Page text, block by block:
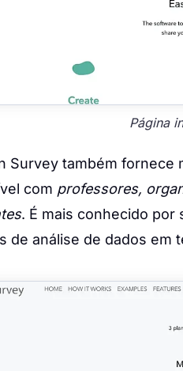
Página
Survey também fornece
com professores,
. É mais conhecido por
de análise de dados em